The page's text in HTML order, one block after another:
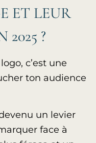
ET LEUR
2025 ?
c’est une
ton audience
un levier
face à